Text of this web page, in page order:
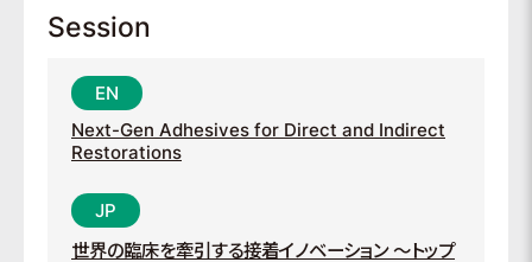
Session
Next-Gen Adhesives for Direct and Indirect
Restorations
世界の臨床を牽引する接着イノベーション ～トップ